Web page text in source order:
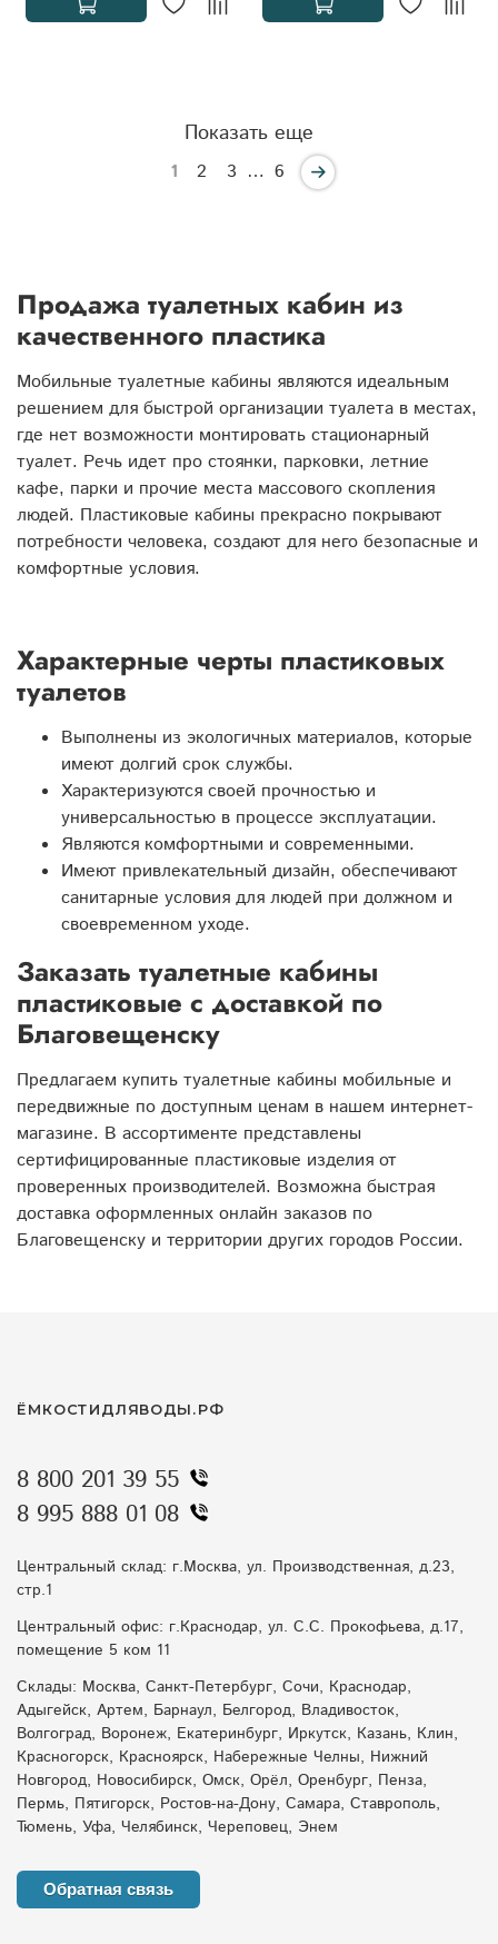
Показать еще
1 2 3 … 6
Продажа туалетных кабин из
качественного пластика
Мобильные туалетные кабины являются идеальным
решением для быстрой организации туалета в местах,
где нет возможности монтировать стационарный
туалет. Речь идет про стоянки, парковки, летние
кафе, парки и прочие места массового скопления
людей. Пластиковые кабины прекрасно покрывают
потребности человека, создают для него безопасные и
комфортные условия.
Характерные черты пластиковых
туалетов
Выполнены из экологичных материалов, которые
имеют долгий срок службы.
Характеризуются своей прочностью и
универсальностью в процессе эксплуатации.
Являются комфортными и современными.
Имеют привлекательный дизайн, обеспечивают
санитарные условия для людей при должном и
своевременном уходе.
Заказать туалетные кабины
пластиковые с доставкой по
Благовещенску
Предлагаем купить туалетные кабины мобильные и
передвижные по доступным ценам в нашем интернет-
магазине. В ассортименте представлены
сертифицированные пластиковые изделия от
проверенных производителей. Возможна быстрая
доставка оформленных онлайн заказов по
Благовещенску и территории других городов России.
ЁМКОСТИДЛЯВОДЫ.РФ
8 800 201 39 55
8 995 888 01 08
Центральный склад: г.Москва, ул. Производственная, д.23,
стр.1
Центральный офис: г.Краснодар, ул. С.С. Прокофьева, д.17,
помещение 5 ком 11
Склады: Москва, Санкт-Петербург, Сочи, Краснодар,
Адыгейск, Артем, Барнаул, Белгород, Владивосток,
Волгоград, Воронеж, Екатеринбург, Иркутск, Казань, Клин,
Красногорск, Красноярск, Набережные Челны, Нижний
Новгород, Новосибирск, Омск, Орёл, Оренбург, Пенза,
Пермь, Пятигорск, Ростов-на-Дону, Самара, Ставрополь,
Тюмень, Уфа, Челябинск, Череповец, Энем
Обратная связь